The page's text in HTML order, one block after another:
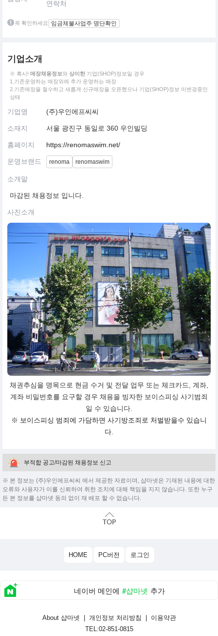
연락처
꼭 확인하세요 임금체불사업주 명단확인
기업소개
※ 혹시! 매장채용정보와 상이한 기업(SHOP)정보일 경우
1.기존운영하는 매장외에 추가 운영하는 매장
2.기존매장을 철수하고 새롭게 신규매장을 오픈했으나 기업(SHOP)정보 미변경중인
상태
기업명 (주)우인에프씨씨
소재지 서울 광진구 동일로 360 우인빌딩
홈페이지 https://renomaswim.net/
운영브랜드 renoma renomaswim
소개말
마감된 채용정보 입니다.
사진소개
채권추심을 명목으로 현금 수거 및 전달 업무 또는 체크카드, 계좌,
계좌 비밀번호를 요구할 경우 채용을 빙자한 보이스피싱 사기범죄
일 수 있습니다.
※ 보이스피싱 범죄에 가담하면 사기방조죄로 처벌받을수 있습니
다.
부적합 공고/마감된 채용정보 신고
※ 본 정보는 (주)우인에프씨씨 에서 제공한 자료이며, 샵마넷은 기재된 내용에 대한
오류와 사용자가 이를 신뢰하여 취한 조치에 대해 책임을 지지 않습니다. 또한 누구
든 본 정보를 샵마넷 동의 없이 재 배포 할 수 없습니다.
HOME PC버전 로그인
네이버 메인에 #샵마넷 추가
About 샵마넷 개인정보 처리방침
이용약관
TEL:02-851-0815